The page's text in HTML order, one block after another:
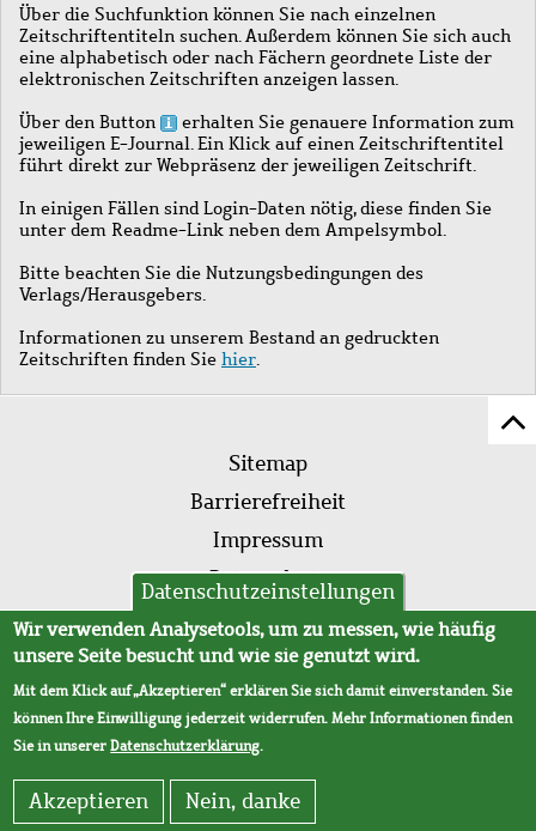
Über die Suchfunktion können Sie nach einzelnen
Zeitschriftentiteln suchen. Außerdem können Sie sich auch
eine alphabetisch oder nach Fächern geordnete Liste der
elektronischen Zeitschriften anzeigen lassen.
Über den Button
erhalten Sie genauere Information zum
jeweiligen E-Journal. Ein Klick auf einen Zeitschriftentitel
führt direkt zur Webpräsenz der jeweiligen Zeitschrift.
In einigen Fällen sind Login-Daten nötig, diese finden Sie
unter dem Readme-Link neben dem Ampelsymbol.
Bitte beachten Sie die Nutzungsbedingungen des
Verlags/Herausgebers.
Informationen zu unserem Bestand an gedruckten
Zeitschriften finden Sie hier.
Fußleistenmenü
Sitemap
Barrierefreiheit
Impressum
Datenschutz
AVB
Datenschutzeinstellungen
Wir verwenden Analysetools, um zu messen, wie häufig
unsere Seite besucht und wie sie genutzt wird.
Mit dem Klick auf „Akzeptieren“ erklären Sie sich damit einverstanden. Sie
können Ihre Einwilligung jederzeit widerrufen. Mehr Informationen finden
Sie in unsererDatenschutzerklärung.
Akzeptieren Nein, danke